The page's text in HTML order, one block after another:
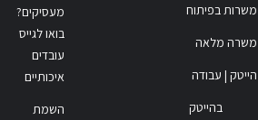
משרות בפיתוח
משרה מלאה
הייטק | עבודה
בהייטק
מעסיקים?
בואו לגייס
עובדים
איכותיים
השמת